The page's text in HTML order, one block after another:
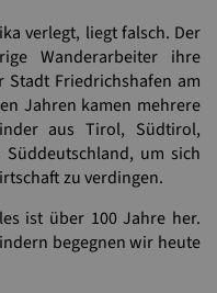
verlegt, liegt falsch. Der
Wanderarbeiter ihre
Friedrichshafen am
Jahren kamen mehrere
aus Tirol, Südtirol,
um sich
zu verdingen.
ist über 100 Jahre her.
begegnen wir heute